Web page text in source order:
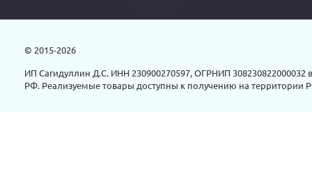
© 2015-2026
ИП Сагидуллин Д.С. ИНН 230900270597, ОГРНИП 308230822000032
РФ. Реализуемые товары доступны к получению на территории